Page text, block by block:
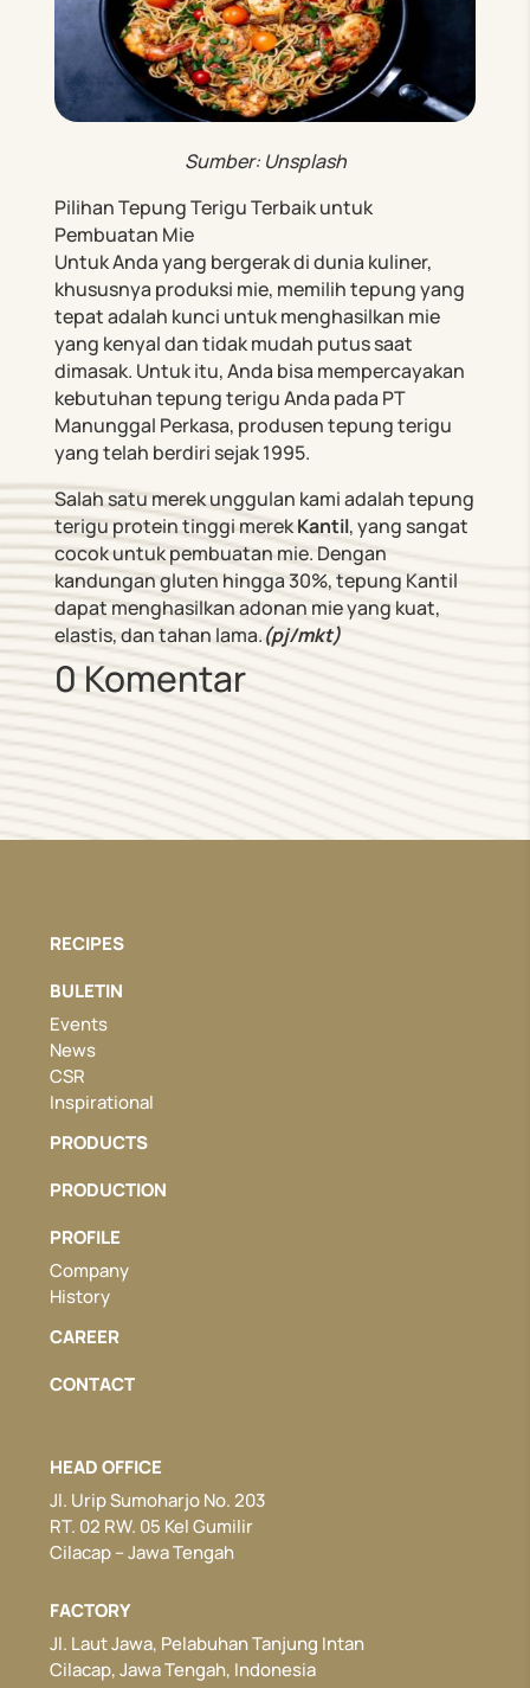
Sumber: Unsplash
Pilihan Tepung Terigu Terbaik untuk
Pembuatan Mie
Untuk Anda yang bergerak di dunia kuliner,
khususnya produksi mie, memilih tepung yang
tepat adalah kunci untuk menghasilkan mie
yang kenyal dan tidak mudah putus saat
dimasak. Untuk itu, Anda bisa mempercayakan
kebutuhan tepung terigu Anda pada PT
Manunggal Perkasa, produsen tepung terigu
yang telah berdiri sejak 1995.
Salah satu merek unggulan kami adalah tepung
terigu protein tinggi merekKantil, yang sangat
cocok untuk pembuatan mie. Dengan
kandungan gluten hingga 30%, tepung Kantil
dapat menghasilkan adonan mie yang kuat,
elastis, dan tahan lama.(pj/mkt)
0 Komentar
RECIPES
BULETIN
Events
News
CSR
Inspirational
PRODUCTS
PRODUCTION
PROFILE
Company
History
CAREER
CONTACT
HEAD OFFICE
Jl. Urip Sumoharjo No. 203
RT. 02 RW. 05 Kel Gumilir
Cilacap – Jawa Tengah
FACTORY
Jl. Laut Jawa, Pelabuhan Tanjung Intan
Cilacap, Jawa Tengah, Indonesia